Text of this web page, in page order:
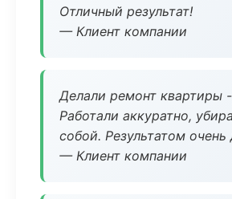
Отличный результат!
— Клиент компании
Делали ремонт квартиры
Работали аккуратно,
собой. Результатом
— Клиент компании